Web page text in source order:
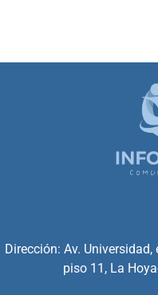
Dirección: Av.
piso 11, La